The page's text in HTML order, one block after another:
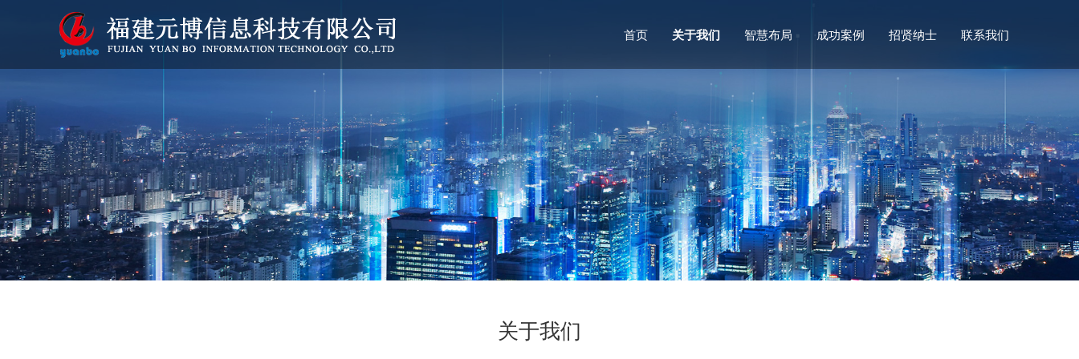
首页 关于我们 智慧布局 成功案例 招贤纳士 联系我们
关于我们